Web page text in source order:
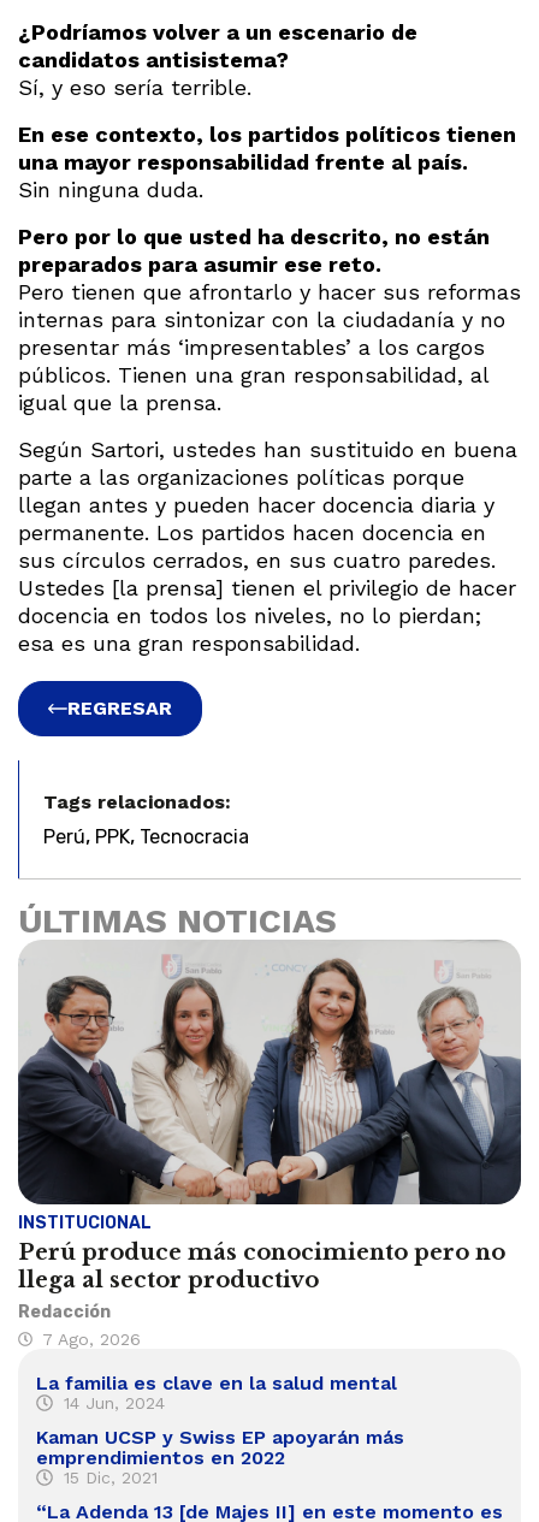
¿Podríamos volver a un escenario de
candidatos antisistema?
Sí, y eso sería terrible.
En ese contexto, los partidos políticos tienen
una mayor responsabilidad frente al país.
Sin ninguna duda.
Pero por lo que usted ha descrito, no están
preparados para asumir ese reto.
Pero tienen que afrontarlo y hacer sus reformas
internas para sintonizar con la ciudadanía y no
presentar más ‘impresentables’ a los cargos
públicos. Tienen una gran responsabilidad, al
igual que la prensa.
Según Sartori, ustedes han sustituido en buena
parte a las organizaciones políticas porque
llegan antes y pueden hacer docencia diaria y
permanente. Los partidos hacen docencia en
sus círculos cerrados, en sus cuatro paredes.
Ustedes [la prensa] tienen el privilegio de hacer
docencia en todos los niveles, no lo pierdan;
esa es una gran responsabilidad.
REGRESAR
Tags relacionados:
Perú, PPK, Tecnocracia
ÚLTIMAS NOTICIAS
INSTITUCIONAL
Perú produce más conocimiento pero no
llega al sector productivo
Redacción
7 Ago, 2026
La familia es clave en la salud mental
14 Jun, 2024
Kaman UCSP y Swiss EP apoyarán más
emprendimientos en 2022
15 Dic, 2021
“La Adenda 13 [de Majes II] en este momento es